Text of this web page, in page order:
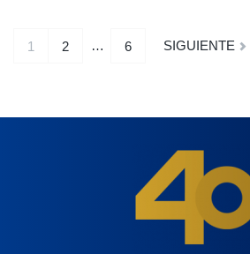
1 2 … 6 SIGUIENTE